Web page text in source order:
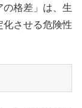
の格差」は、生
化させる危険性